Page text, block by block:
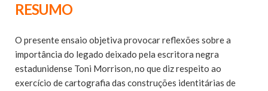
RESUMO
O presente ensaio objetiva provocar reflexões sobre a
importância do legado deixado pela escritora negra
estadunidense Toni Morrison, no que diz respeito ao
exercício de cartografia das construções identitárias de